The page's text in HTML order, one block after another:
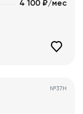
4 100 ₽/мес
№37Н